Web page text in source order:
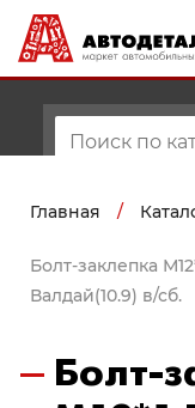
Главная /
Болт-заклепка
Валдай(10.9) в/сб.
Болт-